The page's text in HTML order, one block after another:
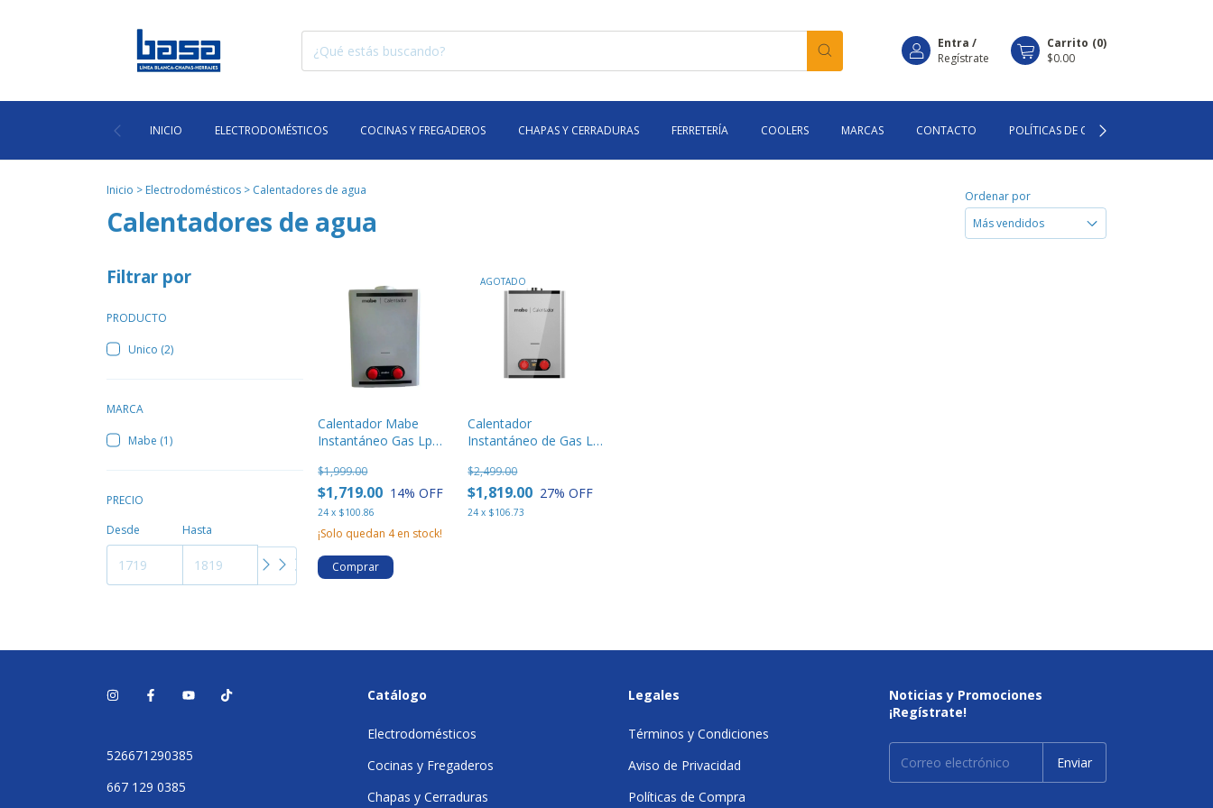
Entra /
Regístrate
Carrito (0)
$0.00
INICIO ELECTRODOMÉSTICOS COCINAS Y FREGADEROS CHAPAS Y CERRADURAS FERRETERÍA COOLERS MARCAS CONTACTO POLÍTICAS DE COMPRA
Inicio > Electrodomésticos > Calentadores de agua
Calentadores de agua
Ordenar por
Filtrar por
PRODUCTO
Unico (2)
MARCA
Mabe (1)
PRECIO
Desde
Hasta
Calentador Mabe
Instantáneo Gas Lp
CIM062BLP
$1,719.00
$1,999.00
14% OFF
24 x $100.86
¡Solo quedan 4en stock!
Comprar
AGOTADO
Calentador
Instantáneo de Gas LP
Mabe - CIM062SLP
$1,819.00
$2,499.00
27% OFF
24 x $106.73
526671290385
667 129 0385
Catálogo
Electrodomésticos
Cocinas y Fregaderos
Chapas y Cerraduras
Legales
Términos y Condiciones
Aviso de Privacidad
Políticas de Compra
Noticias y Promociones
¡Regístrate!